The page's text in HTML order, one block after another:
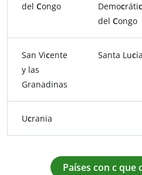
del Congo
Democrátic
del Congo
San Vicente
y las
Granadinas
Santa Lucía
Ucrania
Países con c que